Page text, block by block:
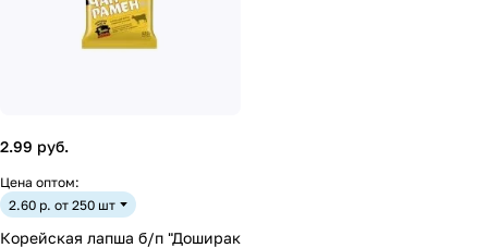
2.99 руб.
Цена оптом:
2.60 р. от 250 шт
Корейская лапша б/п "Доширак